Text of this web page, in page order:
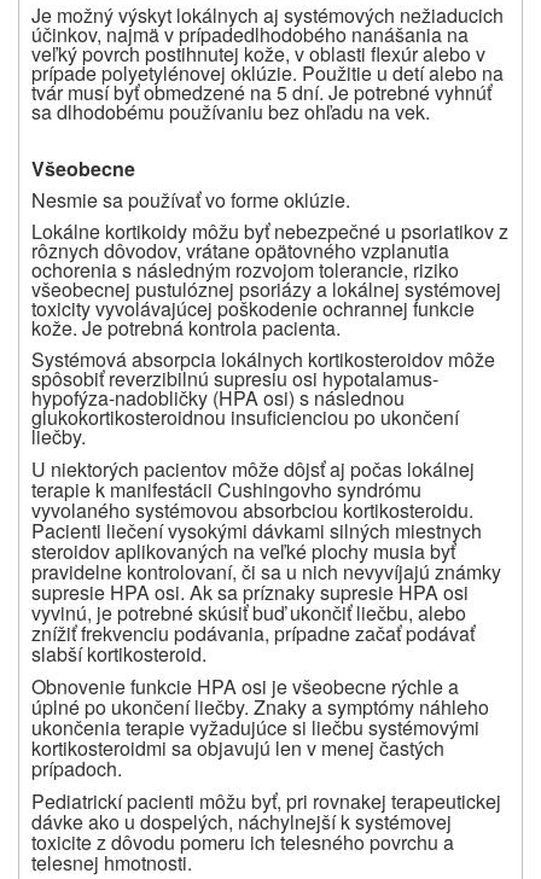
Je možný výskyt lokálnych aj systémových nežiaducich
účinkov, najmä v prípadedlhodobého nanášania na
veľký povrch postihnutej kože, v oblasti flexúr alebo v
prípade polyetylénovej oklúzie. Použitie u detí alebo na
tvár musí byť obmedzené na 5 dní. Je potrebné vyhnúť
sa dlhodobému používaniu bez ohľadu na vek.
Všeobecne
Nesmie sa používať vo forme oklúzie.
Lokálne kortikoidy môžu byť nebezpečné u psoriatikov z
rôznych dôvodov, vrátane opätovného vzplanutia
ochorenia s následným rozvojom tolerancie, riziko
všeobecnej pustulóznej psoriázy a lokálnej systémovej
toxicity vyvolávajúcej poškodenie ochrannej funkcie
kože. Je potrebná kontrola pacienta.
Systémová absorpcia lokálnych kortikosteroidov môže
spôsobiť reverzibilnú supresiu osi hypotalamus-
hypofýza-nadobličky (HPA osi) s následnou
glukokortikosteroidnou insuficienciou po ukončení
liečby.
U niektorých pacientov môže dôjsť aj počas lokálnej
terapie k manifestácii Cushingovho syndrómu
vyvolaného systémovou absorbciou kortikosteroidu.
Pacienti liečení vysokými dávkami silných miestnych
steroidov aplikovaných na veľké plochy musia byť
pravidelne kontrolovaní, či sa u nich nevyvíjajú známky
supresie HPA osi. Ak sa príznaky supresie HPA osi
vyvinú, je potrebné skúsiť buď ukončiť liečbu, alebo
znížiť frekvenciu podávania, prípadne začať podávať
slabší kortikosteroid.
Obnovenie funkcie HPA osi je všeobecne rýchle a
úplné po ukončení liečby. Znaky a symptómy náhleho
ukončenia terapie vyžadujúce si liečbu systémovými
kortikosteroidmi sa objavujú len v menej častých
prípadoch.
Pediatrickí pacienti môžu byť, pri rovnakej terapeutickej
dávke ako u dospelých, náchylnejší k systémovej
toxicite z dôvodu pomeru ich telesného povrchu a
telesnej hmotnosti.